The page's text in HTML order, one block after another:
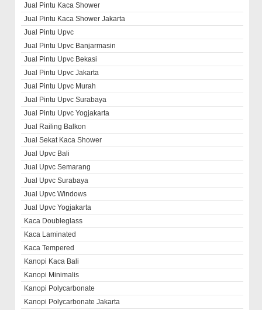
Jual Pintu Kaca Shower
Jual Pintu Kaca Shower Jakarta
Jual Pintu Upvc
Jual Pintu Upvc Banjarmasin
Jual Pintu Upvc Bekasi
Jual Pintu Upvc Jakarta
Jual Pintu Upvc Murah
Jual Pintu Upvc Surabaya
Jual Pintu Upvc Yogjakarta
Jual Railing Balkon
Jual Sekat Kaca Shower
Jual Upvc Bali
Jual Upvc Semarang
Jual Upvc Surabaya
Jual Upvc Windows
Jual Upvc Yogjakarta
Kaca Doubleglass
Kaca Laminated
Kaca Tempered
Kanopi Kaca Bali
Kanopi Minimalis
Kanopi Polycarbonate
Kanopi Polycarbonate Jakarta